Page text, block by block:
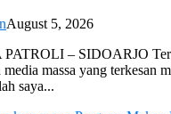
August 5, 2026
– SIDOARJO
media massa yang terkesan
saya...